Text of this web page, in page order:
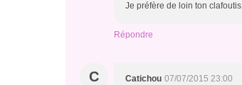
Je préfère de loin ton
Répondre
C Catichou 07/07/2015 23:00